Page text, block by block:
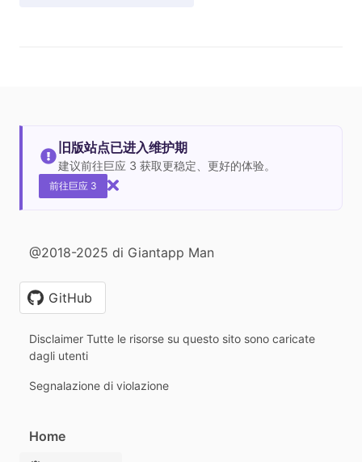
旧版站点已进入维护期
建议前往巨应 3 获取更稳定、更好的体验。
前往巨应 3
@2018-2025 di Giantapp Man
GitHub
Disclaimer Tutte le risorse su questo sito sono caricate
dagli utenti
Segnalazione di violazione
Home